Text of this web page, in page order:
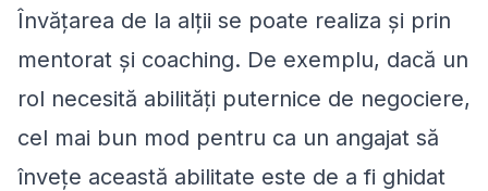
Învățarea de la alții se poate realiza și prin
mentorat și coaching. De exemplu, dacă un
rol necesită abilități puternice de negociere,
cel mai bun mod pentru ca un angajat să
învețe această abilitate este de a fi ghidat